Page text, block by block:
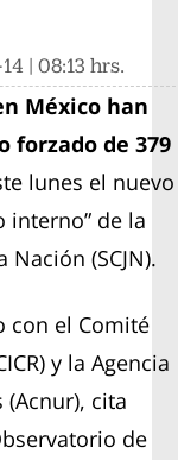
| 08:13 hrs.
México han
forzado de 379
lunes el nuevo
interno” de la
(SCJN).
con el Comité
y la Agencia
cita
de